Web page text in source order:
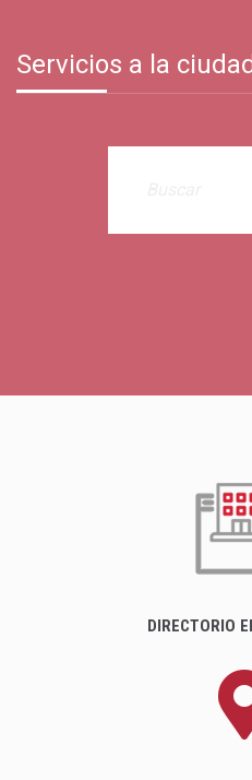
Servicios a la
DIRECTORIO